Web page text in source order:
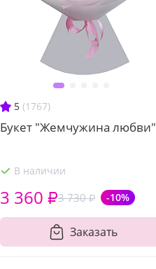
5 (1767)
Букет "Жемчужина любви"
В наличии
3 730 ₽ -10%
3 360 ₽
Заказать